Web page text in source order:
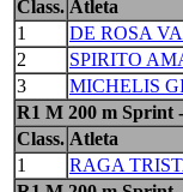
Class. Atleta
1
DE ROSA
2
SPIRITO
3
MICHELIS
R1 M 200 m Sprint
Class. Atleta
1
RAGA